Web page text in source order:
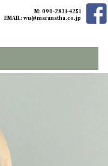
M: 090-2831-4251
EMAIL:wu@maranatha.co.jp